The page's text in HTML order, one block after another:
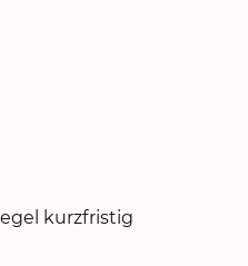
kurzfristig